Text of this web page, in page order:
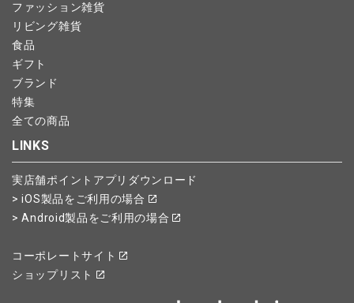
ファッション雑貨
リビング雑貨
食品
ギフト
ブランド
特集
全ての商品
LINKS
実店舗ポイントアプリダウンロード
> iOS製品をご利用の場合
> Android製品をご利用の場合
コーポレートサイト
ショップリスト